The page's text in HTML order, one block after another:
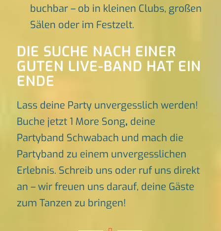
buchbar – ob in kleinen Clubs, großen
Sälen oder im Festzelt.
DIE SUCHE NACH EINER
GUTEN LIVE-BAND HAT EIN
ENDE
Lass deine Party unvergesslich werden!
Buche jetzt 1 More Song, deine
Partyband Schwabach und mach die
Partyband zu einem unvergesslichen
Erlebnis. Schreib uns oder ruf uns direkt
an – wir freuen uns darauf, deine Gäste
zum Tanzen zu bringen!